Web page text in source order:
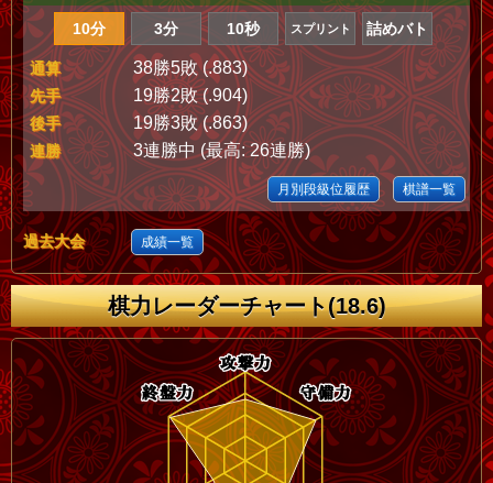
10分 3分 10秒 スプリント 詰めバト
通算 38勝5敗 (.883)
先手 19勝2敗 (.904)
後手 19勝3敗 (.863)
連勝 3連勝中 (最高: 26連勝)
月別段級位履歴 棋譜一覧
過去大会 成績一覧
棋力レーダーチャート(18.6)